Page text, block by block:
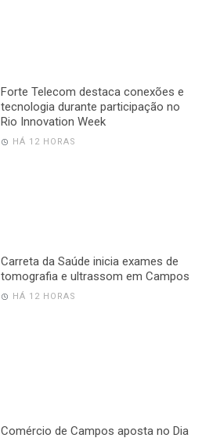
Forte Telecom destaca conexões e
tecnologia durante participação no
Rio Innovation Week
HÁ 12 HORAS
Carreta da Saúde inicia exames de
tomografia e ultrassom em Campos
HÁ 12 HORAS
Comércio de Campos aposta no Dia